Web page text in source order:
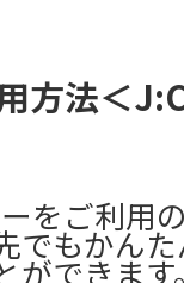
方法＜
をご利用
でもかん
ができま